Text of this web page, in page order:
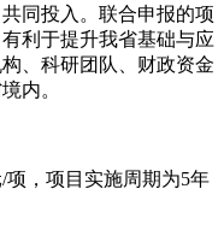
同投入。联合申报的项
利于提升我省基础与应
、科研团队、财政资金
内。
，项目实施周期为5年